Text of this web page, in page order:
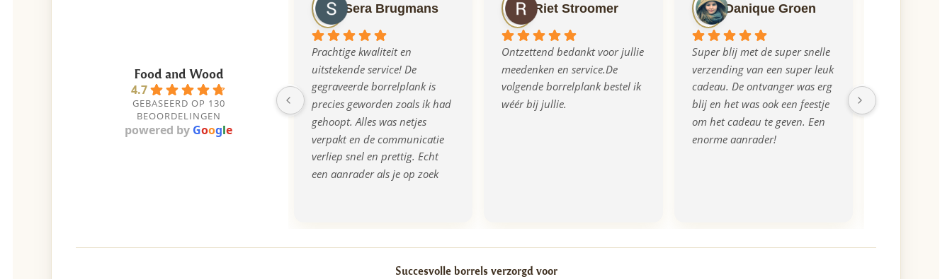
Food and Wood
4.7
GEBASEERD OP 130
BEOORDELINGEN
powered by Google
Sera Brugmans
Prachtige kwaliteit en
uitstekende service! De
gegraveerde borrelplank is
precies geworden zoals ik had
gehoopt. Alles was netjes
verpakt en de communicatie
verliep snel en prettig. Echt
een aanrader als je op zoek
Riet Stroomer
Ontzettend bedankt voor jullie
meedenken en service.De
volgende borrelplank bestel ik
wéér bij jullie.
Danique Groen
Super blij met de super snelle
verzending van een super leuk
cadeau. De ontvanger was erg
blij en het was ook een feestje
om het cadeau te geven. Een
enorme aanrader!
Succesvolle borrels verzorgd voor